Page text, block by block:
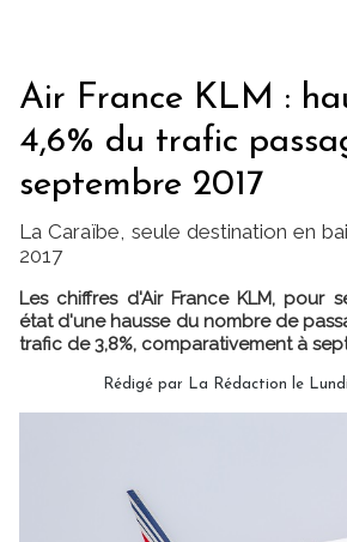
Air France KLM :
4,6% du trafic
septembre 2017
La Caraïbe, seule destination en
2017
Les chiffres d'Air France KLM, pour
état d'une hausse du nombre de
trafic de 3,8%, comparativement à
Rédigé par La Rédaction le